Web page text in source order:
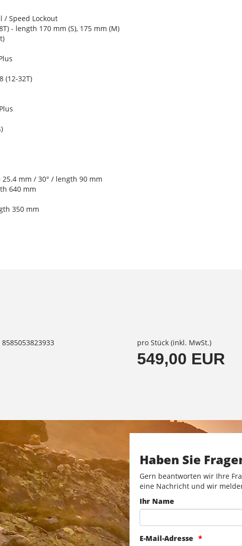
/ Speed Lockout
- length 170 mm (S), 175 mm (M)
(12-32T)
mm / 30° / length 90 mm
640 mm
350 mm
pro Stück (inkl. MwSt.)
549,00 EUR
Haben Sie
Gern beantworten wir Ihre
eine Nachricht und wir
Ihr Name
E-Mail-Adresse